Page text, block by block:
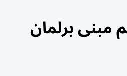
مبنى برلمان